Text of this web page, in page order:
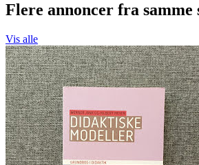
Flere annoncer fra samme
Vis alle